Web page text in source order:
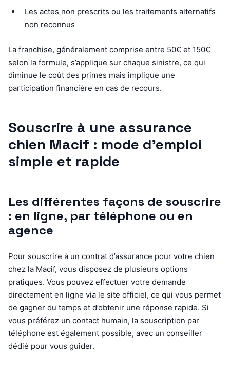
Les actes non prescrits ou les traitements alternatifs
non reconnus
La franchise, généralement comprise entre 50€ et 150€
selon la formule, s’applique sur chaque sinistre, ce qui
diminue le coût des primes mais implique une
participation financière en cas de recours.
Souscrire à une assurance
chien Macif : mode d’emploi
simple et rapide
Les différentes façons de souscrire
: en ligne, par téléphone ou en
agence
Pour souscrire à un contrat d’assurance pour votre chien
chez la Macif, vous disposez de plusieurs options
pratiques. Vous pouvez effectuer votre demande
directement en ligne via le site officiel, ce qui vous permet
de gagner du temps et d’obtenir une réponse rapide. Si
vous préférez un contact humain, la souscription par
téléphone est également possible, avec un conseiller
dédié pour vous guider.